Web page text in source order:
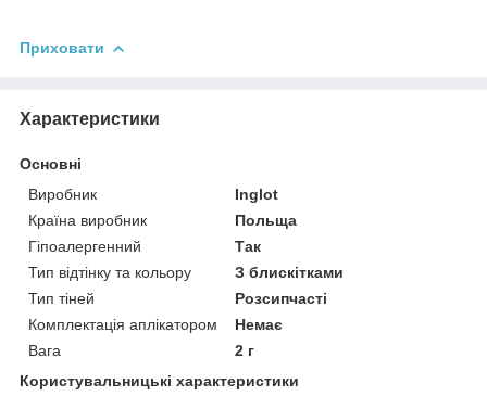
Приховати
Характеристики
Основні
Виробник
Inglot
Країна виробник
Польща
Гіпоалергенний
Так
Тип відтінку та кольору
З блискітками
Тип тіней
Розсипчасті
Комплектація аплікатором
Немає
Вага
2 г
Користувальницькі характеристики